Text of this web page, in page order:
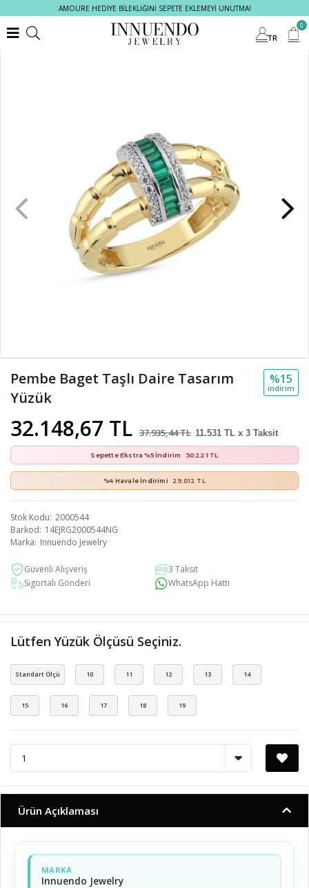
AMOURE HEDİYE BİLEKLİĞİNİ SEPETE EKLEMEYİ UNUTMA!
TR
0
Pembe Baget Taşlı Daire Tasarım
Yüzük
32.148,67 TL 37.935,44 TL
%15
i̇ndi̇ri̇m
11.531 TL x 3 Taksit
Sepette Ekstra %5 İndirim 30.221 TL
%4 Havale İndirimi 29.012 TL
Stok Kodu 2000544
Barkod 14EJRG2000544NG
Marka Innuendo Jewelry
Güvenli Alışveriş
3 Taksit
Sigortalı Gönderi
WhatsApp Hattı
Lütfen Yüzük Ölçüsü Seçiniz.
Standart Ölçü 10 11 12 13 14
15 16 17 18 19
Ürün Açıklaması
MARKA
Innuendo Jewelry